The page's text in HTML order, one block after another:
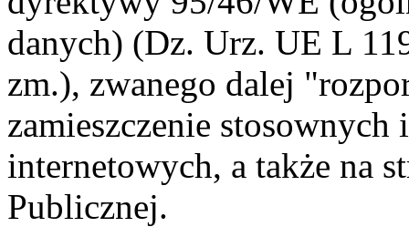
danych) (Dz. Urz. UE L
zm.), zwanego dalej
zamieszczenie
internetowych, a także na
Publicznej.